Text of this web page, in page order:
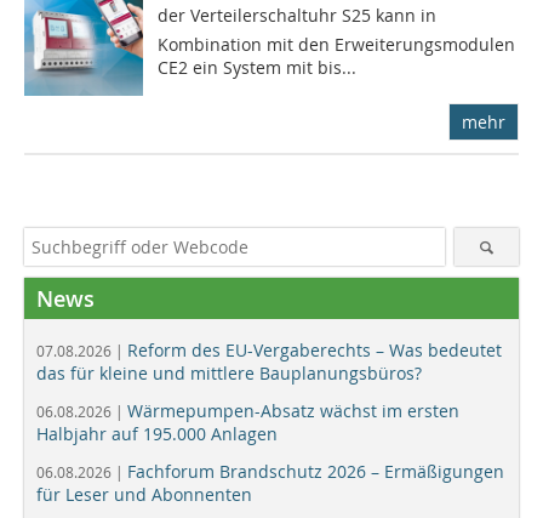
der Verteilerschaltuhr S25 kann in
Kombination mit den Erweiterungsmodulen
CE2 ein System mit bis...
mehr
News
07.08.2026 | Reform des EU-Vergaberechts – Was bedeutet
das für kleine und mittlere Bauplanungsbüros?
06.08.2026 | Wärmepumpen-Absatz wächst im ersten
Halbjahr auf 195.000 Anlagen
06.08.2026 | Fachforum Brandschutz 2026 – Ermäßigungen
für Leser und Abonnenten